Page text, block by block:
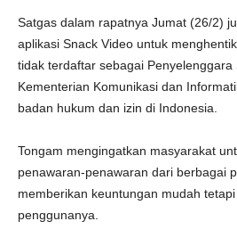
Satgas dalam rapatnya Jumat (26/2)
aplikasi Snack Video untuk
tidak terdaftar sebagai Penyelenggara
Kementerian Komunikasi dan
badan hukum dan izin di Indonesia.
Tongam mengingatkan masyarakat
penawaran-penawaran dari berbagai
memberikan keuntungan mudah
penggunanya.